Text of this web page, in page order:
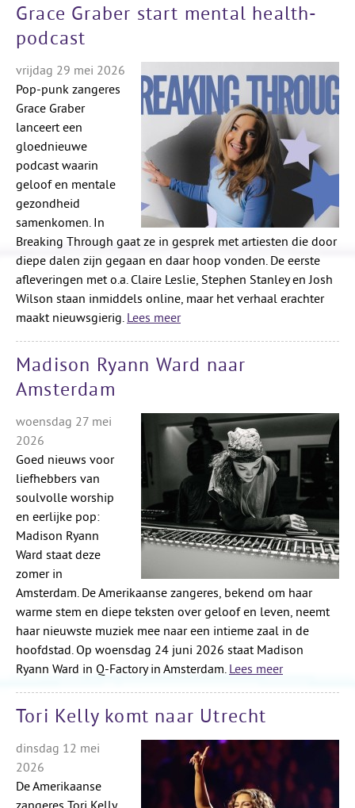
Grace Graber start mental health-
podcast
vrijdag 29 mei 2026
Pop-punk zangeres
Grace Graber
lanceert een
gloednieuwe
podcast waarin
geloof en mentale
gezondheid
samenkomen. In
Breaking Through gaat ze in gesprek met artiesten die door
diepe dalen zijn gegaan en daar hoop vonden. De eerste
afleveringen met o.a. Claire Leslie, Stephen Stanley en Josh
Wilson staan inmiddels online, maar het verhaal erachter
maakt nieuwsgierig. Lees meer
Madison Ryann Ward naar
Amsterdam
woensdag 27 mei
2026
Goed nieuws voor
liefhebbers van
soulvolle worship
en eerlijke pop:
Madison Ryann
Ward staat deze
zomer in
Amsterdam. De Amerikaanse zangeres, bekend om haar
warme stem en diepe teksten over geloof en leven, neemt
haar nieuwste muziek mee naar een intieme zaal in de
hoofdstad. Op woensdag 24 juni 2026 staat Madison
Ryann Ward in Q-Factory in Amsterdam. Lees meer
Tori Kelly komt naar Utrecht
dinsdag 12 mei
2026
De Amerikaanse